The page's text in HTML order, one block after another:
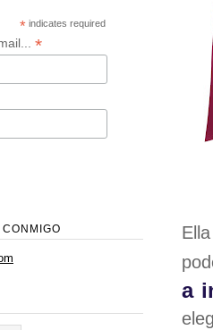
a
* indicates required
*